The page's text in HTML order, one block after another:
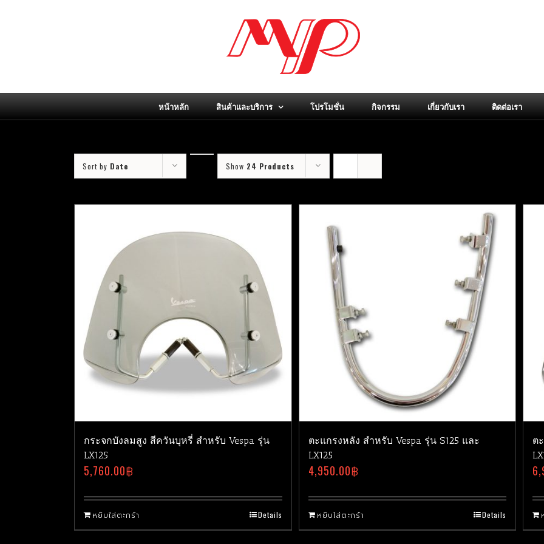
หน้าหลัก สินค้าและบริการ โปรโมชั่น กิจกรรม เกี่ยวกับเรา ติดต่อเรา
Sort by Date Show 24 Products
กระจกบังลมสูง สีควันบุหรี่ สำหรับ Vespa รุ่น
LX125
5,760.00฿
หยิบใส่ตะกร้า Details
ตะแกรงหลัง สำหรับ Vespa รุ่น S125 และ
LX125
4,950.00฿
หยิบใส่ตะกร้า Details
ต